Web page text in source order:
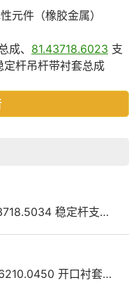
元件（橡胶金属）
成、 81.43718.6023 支
定杆吊杆带衬套总成
稳定杆支…
开口衬套…